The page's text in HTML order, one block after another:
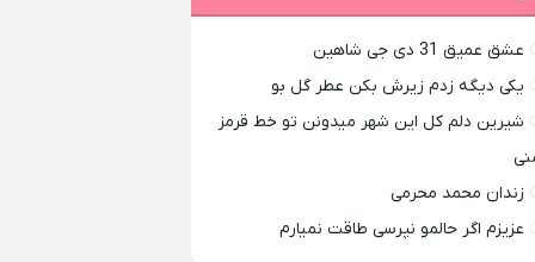
عشق عمیق 31 دی جی شاهین
یکی دیگه زدم زیرش بکن عطر گل بو
شیرین دلم کل این شهر میدونن تو خط قرمز
زندان محمد محرمی
عزیزم اگر حالمو نپرسی طاقت نمیارم